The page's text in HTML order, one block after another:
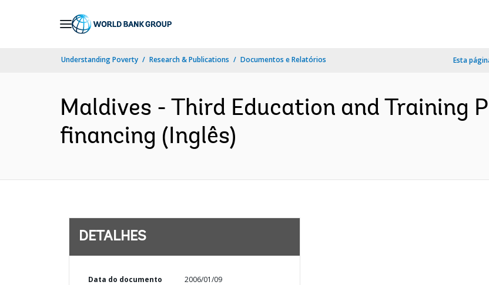
Understanding Poverty Research & Publications Documentos e Relatórios Esta
Maldives - Third Education and Training
financing (Inglês)
DETALHES
Data do documento 2006/01/09